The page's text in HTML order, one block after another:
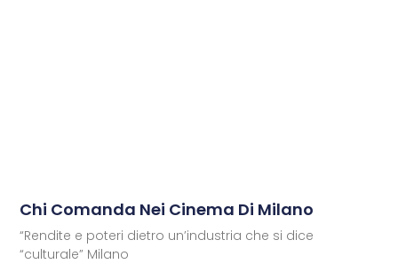
Chi Comanda Nei Cinema Di Milano
“Rendite e poteri dietro un’industria che si dice
“culturale” Milano